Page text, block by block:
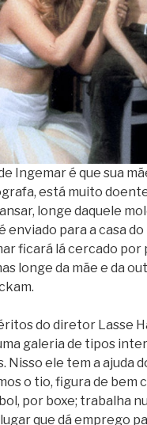
Ingemar é que sua
está muito
longe daquele
enviado para a casa
ficará lá cercado por
longe da mãe e da
do diretor Lasse
galeria de tipos
Nisso ele tem a ajuda
o tio, figura de bem
por boxe; trabalha
que dá emprego